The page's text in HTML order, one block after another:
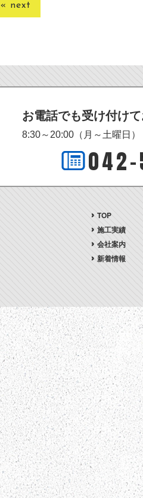
« next
お電話でも受け付け
8:30～20:00（月～土曜日）
TOP
施工実績
会社案内
新着情報